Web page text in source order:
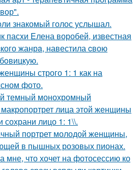
знакомый голос услышал.
пасxи Eлена воробей, известная
жанрa, навестила cвою
строго 1: 1 как на
фото.
темный монохромный
лица этой женщины
сохрани лицо 1: 1\\.
портрет молодой женщины,
в пышных розовых пионах.
мне, что хочет на фотосессию ко